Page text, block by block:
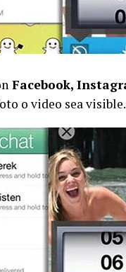
Facebook,
o video sea visible.